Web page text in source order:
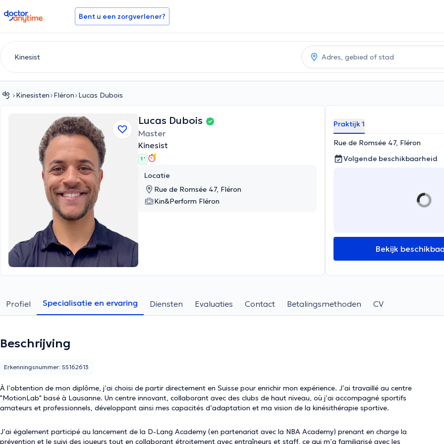
doctoranytime Bent u een zorgverlener?
Kinesisten Fléron Lucas Dubois
Lucas Dubois
Master
Kinesist
1 '
Locatie
Rue de Romsée 47, Fléron
Kin&Perform Fléron
Praktijk 1
Rue de Romsée 47, Fléron
Volgende beschikbaarheid
Bekijk
Profiel Specialisatie en ervaring Diensten Evaluaties Contact Betalingsmethoden CV
Beschrijving
À l’obtention de mon diplôme, j’ai choisi de partir directement en Suisse pour enrichir mon expérience. J’ai travaillé au centre
"MotionLab" basé à Lausanne. Un centre innovant, collaborant avec des clubs de haut niveau, où j’ai accompagné sportifs
amateurs et professionnels, développant ainsi mes capacités d’adaptation et ma vision de la kinésithérapie sportive.
J’ai également participé au lancement de la D-Lang Academy (en partenariat avec la NBA Academy) prenant en charge la
prévention et le suivi des joueurs tout en collaborant étroitement avec entraîneurs et staff, ce qui m’a familiarisé avec les
Erkenningsnummer: 55162613